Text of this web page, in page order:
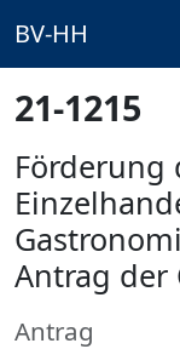
BV-HH
21-1215
Förderung
Antrag der
Antrag